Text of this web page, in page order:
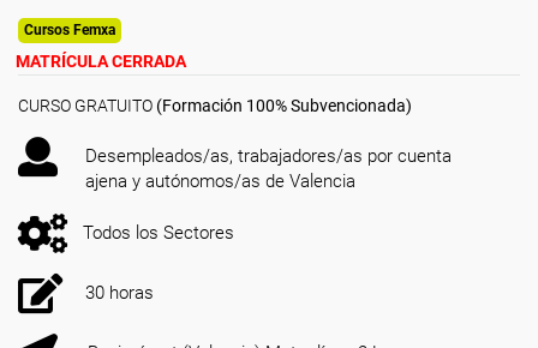
Cursos Femxa
MATRÍCULA CERRADA
CURSO GRATUITO (Formación 100% Subvencionada)
Desempleados/as, trabajadores/as por cuenta
ajena y autónomos/as de Valencia
Todos los Sectores
30 horas